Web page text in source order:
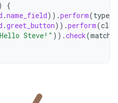
{
.name_field)).perform(
.greet_button)).perform(
Steve!" )).check(